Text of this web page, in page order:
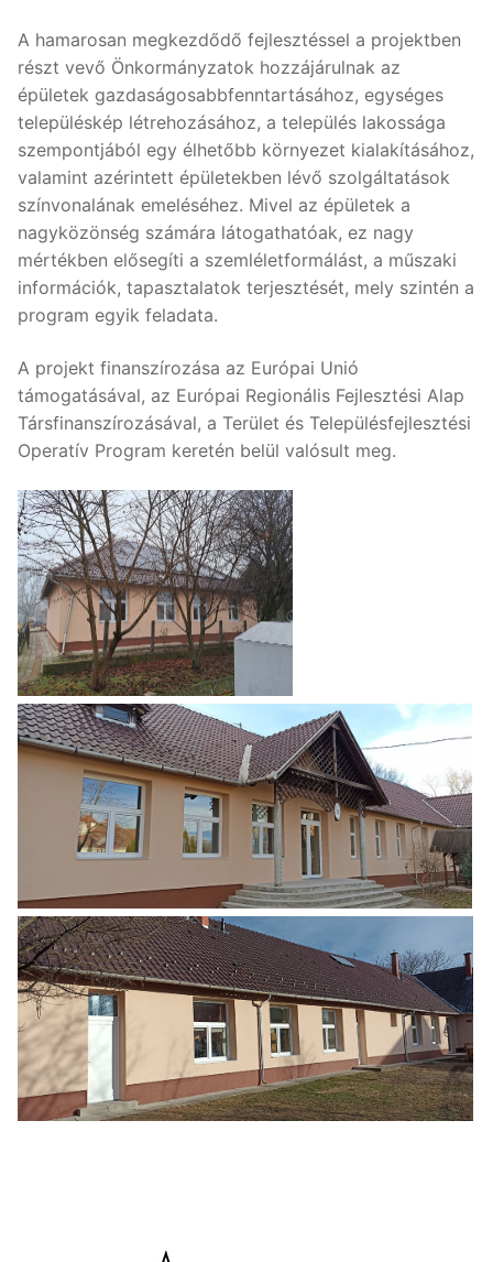
A hamarosan megkezdődő fejlesztéssel a projektben
részt vevő Önkormányzatok hozzájárulnak az
épületek gazdaságosabbfenntartásához, egységes
településkép létrehozásához, a település lakossága
szempontjából egy élhetőbb környezet kialakításához,
valamint azérintett épületekben lévő szolgáltatások
színvonalának emeléséhez. Mivel az épületek a
nagyközönség számára látogathatóak, ez nagy
mértékben elősegíti a szemléletformálást, a műszaki
információk, tapasztalatok terjesztését, mely szintén a
program egyik feladata.
A projekt finanszírozása az Európai Unió
támogatásával, az Európai Regionális Fejlesztési Alap
Társfinanszírozásával, a Terület és Településfejlesztési
Operatív Program keretén belül valósult meg.